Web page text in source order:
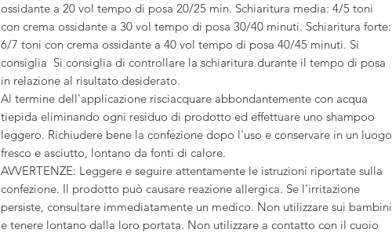
ossidante a 20 vol tempo di posa 20/25 min. Schiaritura media: 4/5 toni
con crema ossidante a 30 vol tempo di posa 30/40 minuti. Schiaritura forte:
6/7 toni con crema ossidante a 40 vol tempo di posa 40/45 minuti. Si
consiglia Si consiglia di controllare la schiaritura durante il tempo di posa
in relazione al risultato desiderato.
Al termine dell'applicazione risciacquare abbondantemente con acqua
tiepida eliminando ogni residuo di prodotto ed effettuare uno shampoo
leggero. Richiudere bene la confezione dopo l'uso e conservare in un luogo
fresco e asciutto, lontano da fonti di calore.
AVVERTENZE: Leggere e seguire attentamente le istruzioni riportate sulla
confezione. Il prodotto può causare reazione allergica. Se l'irritazione
persiste, consultare immediatamente un medico. Non utilizzare sui bambini
e tenere lontano dalla loro portata. Non utilizzare a contatto con il cuoio